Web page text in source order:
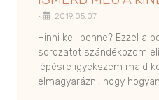
• 2019.05.07.
Hinni kell benne? Ezzel a
sorozatot szándékozom
lépésre igyekszem majd
elmagyarázni, hogy